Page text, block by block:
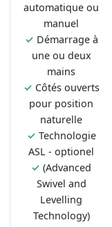
automatique ou
manuel
✓ Démarrage à
une ou deux
mains
✓ Côtés ouverts
pour position
naturelle
✓ Technologie
ASL - optionel
✓ (Advanced
Swivel and
Levelling
Technology)